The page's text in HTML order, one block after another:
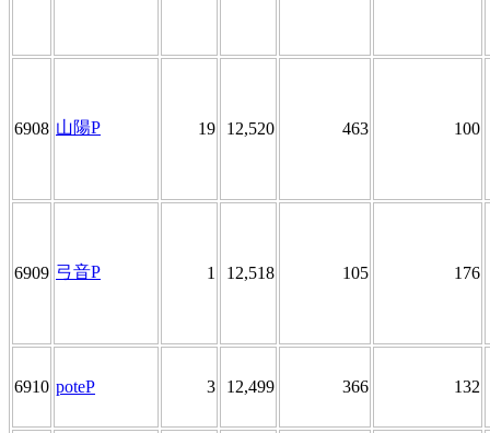
6908 山陽P 19 12,520 463 100
6909 弓音P 1 12,518 105 176
6910 poteP 3 12,499 366 132